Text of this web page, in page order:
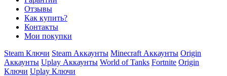
Отзывы
Как купить?
Контакты
Мои покупки
Steam Ключи Steam Аккаунты Minecraft Аккаунты Origin
Аккаунты Uplay Аккаунты World of Tanks Fortnite Origin
Ключи Uplay Ключи